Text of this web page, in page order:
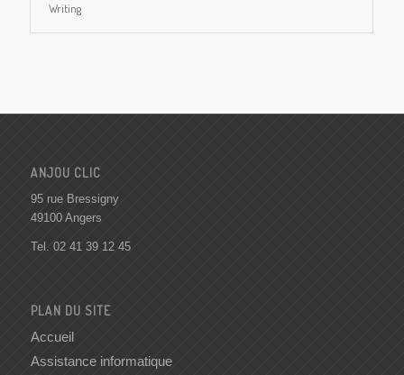
Writing
ANJOU CLIC
95 rue Bressigny
49100 Angers
Tel. 02 41 39 12 45
PLAN DU SITE
Accueil
Assistance informatique